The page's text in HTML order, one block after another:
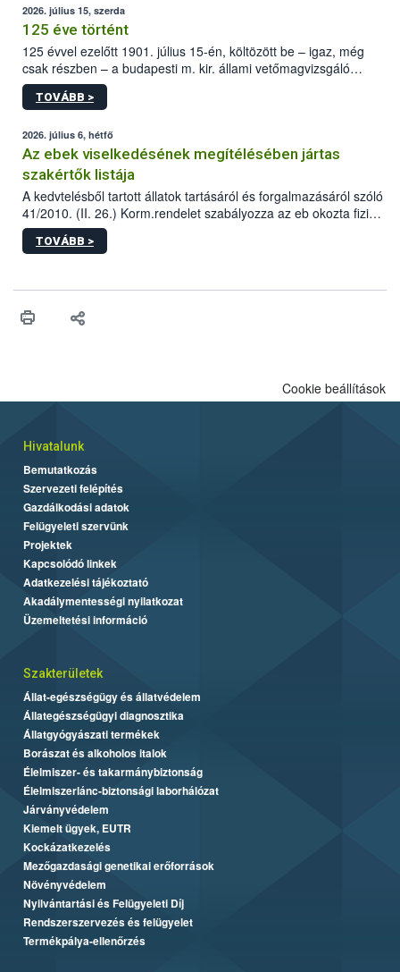
2026. július 15, szerda
125 éve történt
125 évvel ezelőtt 1901. július 15-én, költözött be – igaz, még
csak részben – a budapesti m. kir. állami vetőmagvizsgáló
állomás a Kis Rókus utca 15. szám alatti, Czigler Győző által
tervezett új épületébe.
TOVÁBB >
2026. július 6, hétfő
Az ebek viselkedésének megítélésében jártas
szakértők listája
A kedvtelésből tartott állatok tartásáról és forgalmazásáról szóló
41/2010. (II. 26.) Korm.rendelet szabályozza az eb okozta fizikai
sérülés, illetve ennek veszélye keletkezésekor felmerülő
hatósági feladatokat, valamint a veszélyes eb tartását és annak
TOVÁBB >
Cookie beállítások
Hivatalunk
Bemutatkozás
Szervezeti felépítés
Gazdálkodási adatok
Felügyeleti szervünk
Projektek
Kapcsolódó linkek
Adatkezelési tájékoztató
Akadálymentességi nyilatkozat
Üzemeltetési információ
Szakterületek
Állat-egészségügy és állatvédelem
Állategészségügyi diagnosztika
Állatgyógyászati termékek
Borászat és alkoholos italok
Élelmiszer- és takarmánybiztonság
Élelmiszerlánc-biztonsági laborhálózat
Járványvédelem
Kiemelt ügyek, EUTR
Kockázatkezelés
Mezőgazdasági genetikai erőforrások
Növényvédelem
Nyilvántartási és Felügyeleti Díj
Rendszerszervezés és felügyelet
Termékpálya-ellenőrzés